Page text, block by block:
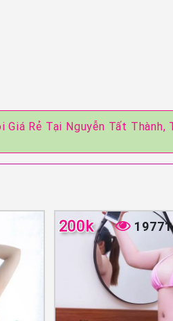
Giá Rẻ Tại Nguyễn Tất Thành,
200k 19771